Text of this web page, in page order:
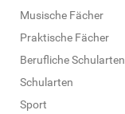
Musische Fächer
Praktische Fächer
Berufliche Schularten
Schularten
Sport